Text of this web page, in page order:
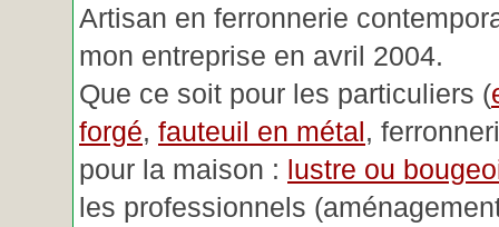
Artisan en ferronnerie
mon entreprise en avril 2004.
Que ce soit pour les particuliers (
forgé, fauteuil en métal,
pour la maison : lustre ou
les professionnels